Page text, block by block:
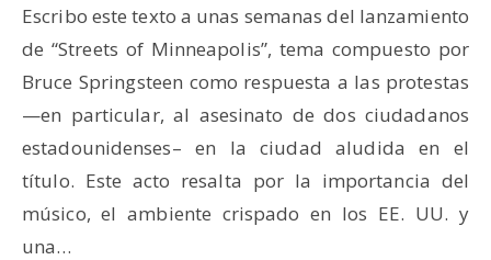
Escribo este texto a unas semanas del lanzamiento
de “Streets of Minneapolis”, tema compuesto por
Bruce Springsteen como respuesta a las protestas
—en particular, al asesinato de dos ciudadanos
estadounidenses– en la ciudad aludida en el
título. Este acto resalta por la importancia del
músico, el ambiente crispado en los EE. UU. y
una…